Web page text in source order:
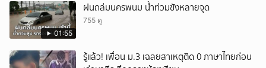
01:55
ฝนถล่มนครพนม น้ำท่วมขังหลายจุด
755 ดู
รู้แล้ว! เพื่อน ม.3 เฉลยสาเหตุติด 0 ภาษาไทยก่อน